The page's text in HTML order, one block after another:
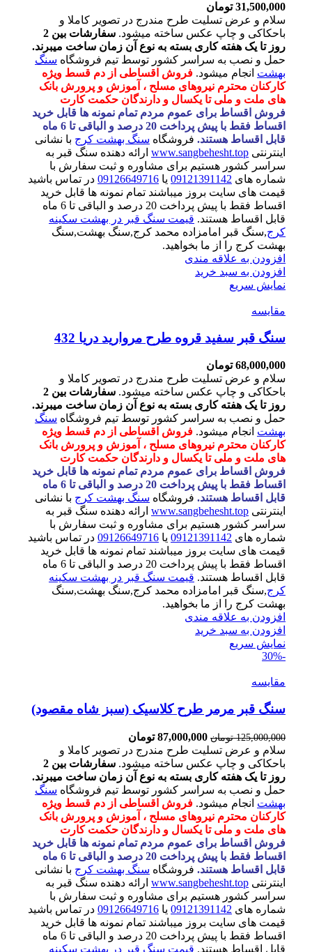
31,500,000 تومان
سلام و عرض تسلیت طرح مندرج در تصویر کاملا و
باحکاکی و چاپ عکس ساخته میشود.
سفارشات بین 2
روز تا یک هفته کاری بسته به نوع آن زمان ساخت میبرند.
حمل و نصب به سراسر کشور توسط تیم فروشگاه سنگ
بهشت انجام میشود. فروش اقساطی از دم قسط ویژه
کارکنان محترم نیروهای مسلح ، آموزش و پرورش بانک
های ملت و ملی تا یکسال و دارندگان حکمت کارت
فروش اقساط برای عموم مردم تمام نمونه ها قابل خرید
اقساط فقط با پیش پرداخت 20 درصد و الباقی تا 6 ماه
قابل اقساط هستند. فروشگاه سنگ بهشت کرج با نشانی
اینترنتی www.sangbehesht.top ارائه دهنده سنگ قبر به
سراسر کشور هستیم برای مشاوره و ثبت سفارش با
شماره های 09121391142 یا 09126649716 در تماس باشید
قیمت های سایت بروز میباشند تمام نمونه ها قابل خرید
اقساط فقط با پیش پرداخت 20 درصد و الباقی تا 6 ماه
قابل اقساط هستند. قیمت سنگ قبر در بهشت سکینه
کرج,سنگ قبر امامزاده محمد کرج,سنگ بهشت,سنگ
بهشت کرج را از ما بخواهید.
افزودن به علاقه مندی
افزودن به سبد خرید
نمایش سریع
مقايسه
سنگ قبر سفید قروه طرح مروارید دریا 432
68,000,000 تومان
سلام و عرض تسلیت طرح مندرج در تصویر کاملا و
باحکاکی و چاپ عکس ساخته میشود.
سفارشات بین 2
روز تا یک هفته کاری بسته به نوع آن زمان ساخت میبرند.
حمل و نصب به سراسر کشور توسط تیم فروشگاه سنگ
بهشت انجام میشود. فروش اقساطی از دم قسط ویژه
کارکنان محترم نیروهای مسلح ، آموزش و پرورش بانک
های ملت و ملی تا یکسال و دارندگان حکمت کارت
فروش اقساط برای عموم مردم تمام نمونه ها قابل خرید
اقساط فقط با پیش پرداخت 20 درصد و الباقی تا 6 ماه
قابل اقساط هستند. فروشگاه سنگ بهشت کرج با نشانی
اینترنتی www.sangbehesht.top ارائه دهنده سنگ قبر به
سراسر کشور هستیم برای مشاوره و ثبت سفارش با
شماره های 09121391142 یا 09126649716 در تماس باشید
قیمت های سایت بروز میباشند تمام نمونه ها قابل خرید
اقساط فقط با پیش پرداخت 20 درصد و الباقی تا 6 ماه
قابل اقساط هستند. قیمت سنگ قبر در بهشت سکینه
کرج,سنگ قبر امامزاده محمد کرج,سنگ بهشت,سنگ
بهشت کرج را از ما بخواهید.
افزودن به علاقه مندی
افزودن به سبد خرید
نمایش سریع
-30%
مقايسه
سنگ قبر مرمر طرح کلاسیک (سبز شاه مقصود)
125,000,000 تومان 87,000,000 تومان
سلام و عرض تسلیت طرح مندرج در تصویر کاملا و
باحکاکی و چاپ عکس ساخته میشود.
سفارشات بین 2
روز تا یک هفته کاری بسته به نوع آن زمان ساخت میبرند.
حمل و نصب به سراسر کشور توسط تیم فروشگاه سنگ
بهشت انجام میشود. فروش اقساطی از دم قسط ویژه
کارکنان محترم نیروهای مسلح ، آموزش و پرورش بانک
های ملت و ملی تا یکسال و دارندگان حکمت کارت
فروش اقساط برای عموم مردم تمام نمونه ها قابل خرید
اقساط فقط با پیش پرداخت 20 درصد و الباقی تا 6 ماه
قابل اقساط هستند. فروشگاه سنگ بهشت کرج با نشانی
اینترنتی www.sangbehesht.top ارائه دهنده سنگ قبر به
سراسر کشور هستیم برای مشاوره و ثبت سفارش با
شماره های 09121391142 یا 09126649716 در تماس باشید
قیمت های سایت بروز میباشند تمام نمونه ها قابل خرید
اقساط فقط با پیش پرداخت 20 درصد و الباقی تا 6 ماه
قابل اقساط هستند. قیمت سنگ قبر در بهشت سکینه